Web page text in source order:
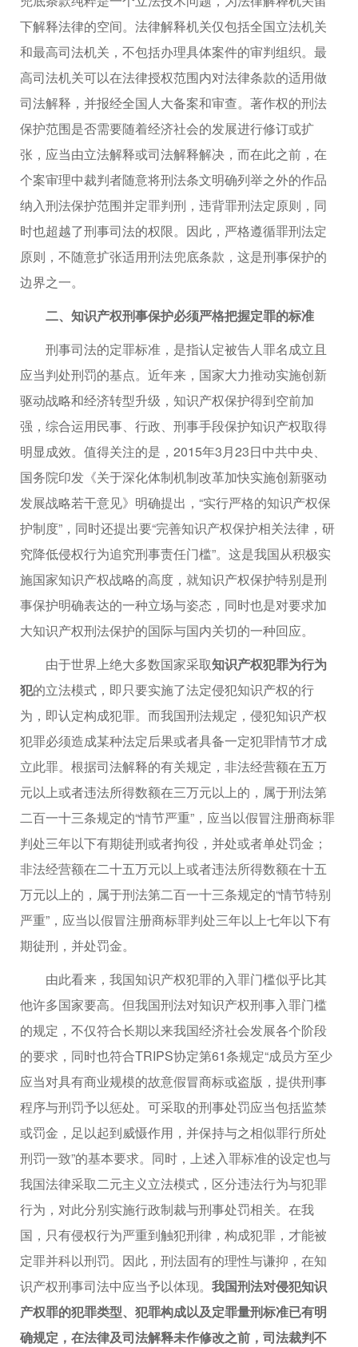
下解释法律的空间。法律解释机关仅包括全国立法机关
和最高司法机关，不包括办理具体案件的审判组织。最
高司法机关可以在法律授权范围内对法律条款的适用做
司法解释，并报经全国人大备案和审查。著作权的刑法
保护范围是否需要随着经济社会的发展进行修订或扩
张，应当由立法解释或司法解释解决，而在此之前，在
个案审理中裁判者随意将刑法条文明确列举之外的作品
纳入刑法保护范围并定罪判刑，违背罪刑法定原则，同
时也超越了刑事司法的权限。因此，严格遵循罪刑法定
原则，不随意扩张适用刑法兜底条款，这是刑事保护的
边界之一。
二、知识产权刑事保护必须严格把握定罪的标准
刑事司法的定罪标准，是指认定被告人罪名成立且
应当判处刑罚的基点。近年来，国家大力推动实施创新
驱动战略和经济转型升级，知识产权保护得到空前加
强，综合运用民事、行政、刑事手段保护知识产权取得
明显成效。值得关注的是，2015年3月23日中共中央、
国务院印发《关于深化体制机制改革加快实施创新驱动
发展战略若干意见》明确提出，“实行严格的知识产权保
护制度”，同时还提出要“完善知识产权保护相关法律，研
究降低侵权行为追究刑事责任门槛”。这是我国从积极实
施国家知识产权战略的高度，就知识产权保护特别是刑
事保护明确表达的一种立场与姿态，同时也是对要求加
大知识产权刑法保护的国际与国内关切的一种回应。
由于世界上绝大多数国家采取知识产权犯罪为行为
犯的立法模式，即只要实施了法定侵犯知识产权的行
为，即认定构成犯罪。而我国刑法规定，侵犯知识产权
犯罪必须造成某种法定后果或者具备一定犯罪情节才成
立此罪。根据司法解释的有关规定，非法经营额在五万
元以上或者违法所得数额在三万元以上的，属于刑法第
二百一十三条规定的“情节严重”，应当以假冒注册商标罪
判处三年以下有期徒刑或者拘役，并处或者单处罚金；
非法经营额在二十五万元以上或者违法所得数额在十五
万元以上的，属于刑法第二百一十三条规定的“情节特别
严重”，应当以假冒注册商标罪判处三年以上七年以下有
期徒刑，并处罚金。
由此看来，我国知识产权犯罪的入罪门槛似乎比其
他许多国家要高。但我国刑法对知识产权刑事入罪门槛
的规定，不仅符合长期以来我国经济社会发展各个阶段
的要求，同时也符合TRIPS协定第61条规定“成员方至少
应当对具有商业规模的故意假冒商标或盗版，提供刑事
程序与刑罚予以惩处。可采取的刑事处罚应当包括监禁
或罚金，足以起到威慑作用，并保持与之相似罪行所处
刑罚一致”的基本要求。同时，上述入罪标准的设定也与
我国法律采取二元主义立法模式，区分违法行为与犯罪
行为，对此分别实施行政制裁与刑事处罚相关。在我
国，只有侵权行为严重到触犯刑律，构成犯罪，才能被
定罪并科以刑罚。因此，刑法固有的理性与谦抑，在知
识产权刑事司法中应当予以体现。 我国刑法对侵犯知识
产权罪的犯罪类型、犯罪构成以及定罪量刑标准已有明
确规定，在法律及司法解释未作修改之前，司法裁判不